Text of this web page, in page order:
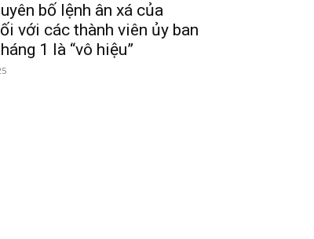
bố lệnh ân xá của
với các thành viên ủy ban
1 là “vô hiệu”